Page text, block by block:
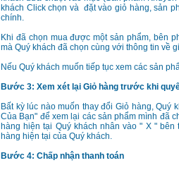
khách Click chọn và đặt vào giỏ hàng, sản
chính.
Khi đã chọn mua được một sản phẩm, bên
mà Quý khách đã chọn cùng với thông tin về
Nếu Quý khách muốn tiếp tục xem các sản
Bước 3: Xem xét lại Giỏ hàng trước khi
Bất kỳ lúc nào muốn thay đổi Giỏ hàng, Quý
Của Bạn" để xem lại các sản phẩm mình đã
hàng hiện tại Quý khách nhân vào " X "
hàng hiện tại của Quý khách.
Bước 4: Chấp nhận thanh toán